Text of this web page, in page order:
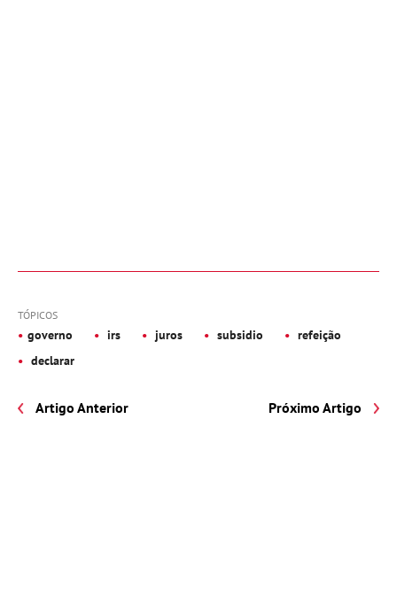
TÓPICOS
governo irs juros subsidio
refeição
declarar
Artigo Anterior Próximo Artigo